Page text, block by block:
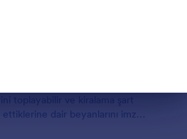
Sözleşmesi
dair beyanlarını imzalı